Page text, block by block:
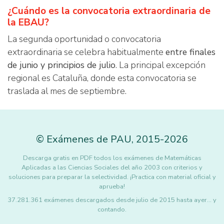
¿Cuándo es la convocatoria extraordinaria de
la EBAU?
La segunda oportunidad o convocatoria
extraordinaria se celebra habitualmente entre finales
de junio y principios de julio. La principal excepción
regional es Cataluña, donde esta convocatoria se
traslada al mes de septiembre.
© Exámenes de PAU, 2015-2026
Descarga gratis en PDF todos los exámenes de Matemáticas
Aplicadas a las Ciencias Sociales del año 2003 con criterios y
soluciones para preparar la selectividad. ¡Practica con material oficial y
aprueba!
37.281.361 exámenes descargados desde julio de 2015 hasta ayer... y
contando.